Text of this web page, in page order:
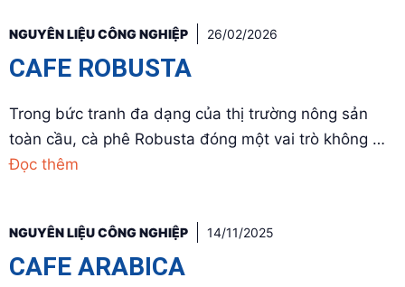
NGUYÊN LIỆU CÔNG NGHIỆP 26/02/2026
CAFE ROBUSTA
Trong bức tranh đa dạng của thị trường nông sản
toàn cầu, cà phê Robusta đóng một vai trò không …
Đọc thêm
NGUYÊN LIỆU CÔNG NGHIỆP 14/11/2025
CAFE ARABICA